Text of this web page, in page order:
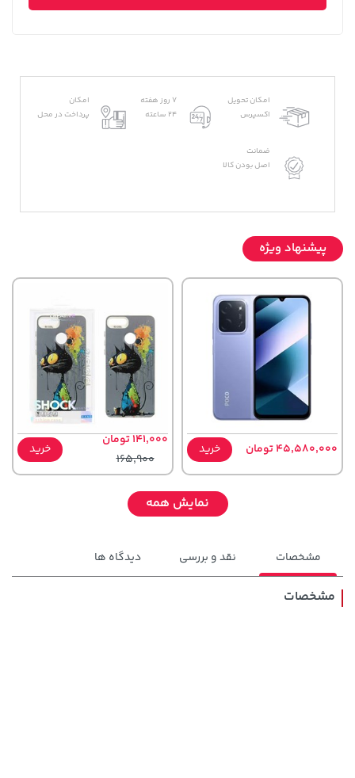
امکان تحویل
اکسپرس
7 روز هفته
24 ساعته
امکان
پرداخت در محل
ضمانت
اصل بودن کالا
پیشنهاد ویژه
45,580,000 تومان خرید
141,000 تومان
165,900
خرید
نمایش همه
مشخصات نقد و بررسی دیدگاه ها
مشخصات